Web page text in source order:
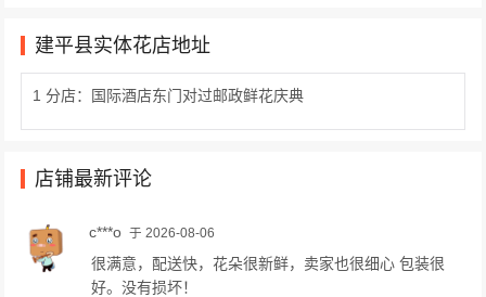
建平县实体花店地址
1 分店：国际酒店东门对过邮政鲜花庆典
店铺最新评论
c***o 于 2026-08-06
很满意，配送快，花朵很新鲜，卖家也很细心 包装很
好。没有损坏！